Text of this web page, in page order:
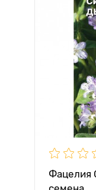
Фацелия